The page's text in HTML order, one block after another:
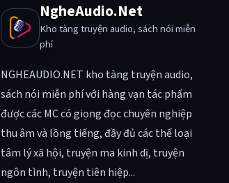
NgheAudio.Net
Kho tàng truyện audio, sách nói miễn
phí
NGHEAUDIO.NET kho tàng truyện audio,
sách nói miễn phí với hàng vạn tác phẩm
được các MC có giọng đọc chuyên nghiệp
thu âm và lồng tiếng, đầy đủ các thể loại
tâm lý xã hội, truyện ma kinh dị, truyện
ngôn tình, truyện tiên hiệp...